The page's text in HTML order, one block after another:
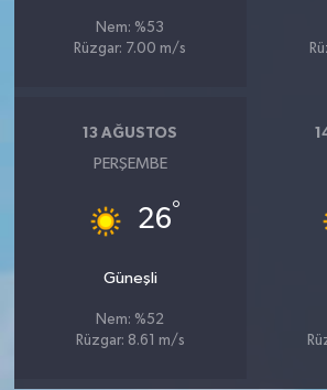
Nem: %53
Rüzgar: 7.00 m/s
13 AĞUSTOS
PERŞEMBE
26°
Güneşli
Nem: %52
Rüzgar: 8.61 m/s